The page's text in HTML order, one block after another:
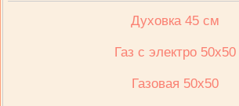
Духовка 45 см
Газ с электро 50х50
Газовая 50х50